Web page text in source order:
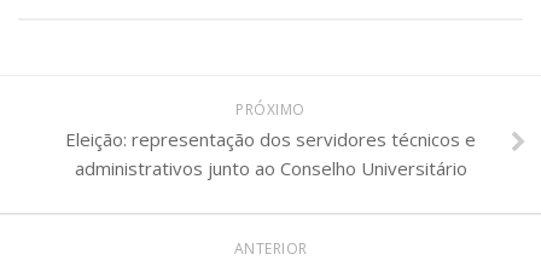
Jornal da USP
Agenda de Eventos
PRÓXIMO
Eleição: representação dos servidores técnicos e
administrativos junto ao Conselho Universitário
ANTERIOR